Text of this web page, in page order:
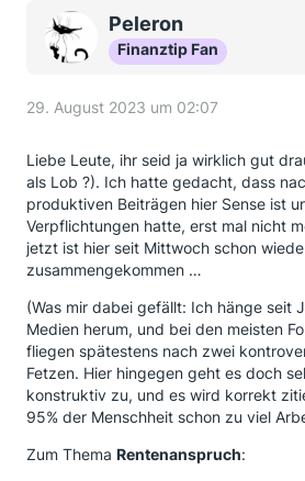
Peleron
Finanztip Fan
29. August 2023 um 02:07
Liebe Leute, ihr seid ja wirklich gut
als Lob ?). Ich hatte gedacht, dass
produktiven Beiträgen hier Sense ist
Verpflichtungen hatte, erst mal nicht
jetzt ist hier seit Mittwoch schon
zusammengekommen …
(Was mir dabei gefällt: Ich hänge seit
Medien herum, und bei den meisten
fliegen spätestens nach zwei
Fetzen. Hier hingegen geht es doch
konstruktiv zu, und es wird korrekt
95% der Menschheit schon zu viel
Zum Thema Rentenanspruch: